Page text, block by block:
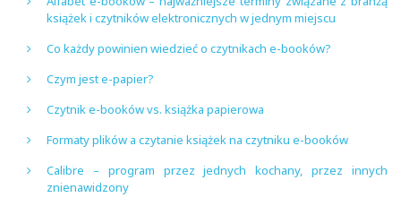
książek i czytników elektronicznych w jednym miejscu
Co każdy powinien wiedzieć o czytnikach e-booków?
Czym jest e-papier?
Czytnik e-booków vs. książka papierowa
Formaty plików a czytanie książek na czytniku e-booków
Calibre – program przez jednych kochany, przez innych
znienawidzony